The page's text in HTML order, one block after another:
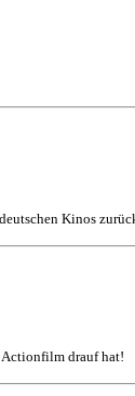
Kinos
Actionfilm drauf hat!